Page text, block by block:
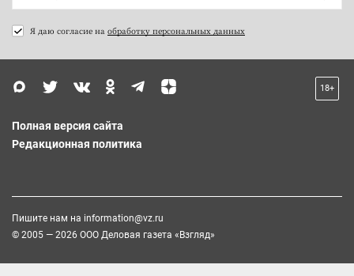
Я даю согласие на обработку персональных данных
18+
Полная версия сайта
Редакционная политика
Пишите нам на information@vz.ru
© 2005 — 2026 ООО Деловая газета «Взгляд»